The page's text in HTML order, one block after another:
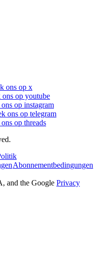
ons op x
ons op youtube
op instagram
ons op telegram
op threads
Abonnementbedingungen
and the Google Privacy